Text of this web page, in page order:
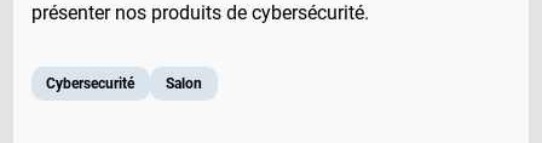
présenter nos produits de cybersécurité.
Cybersecurité Salon